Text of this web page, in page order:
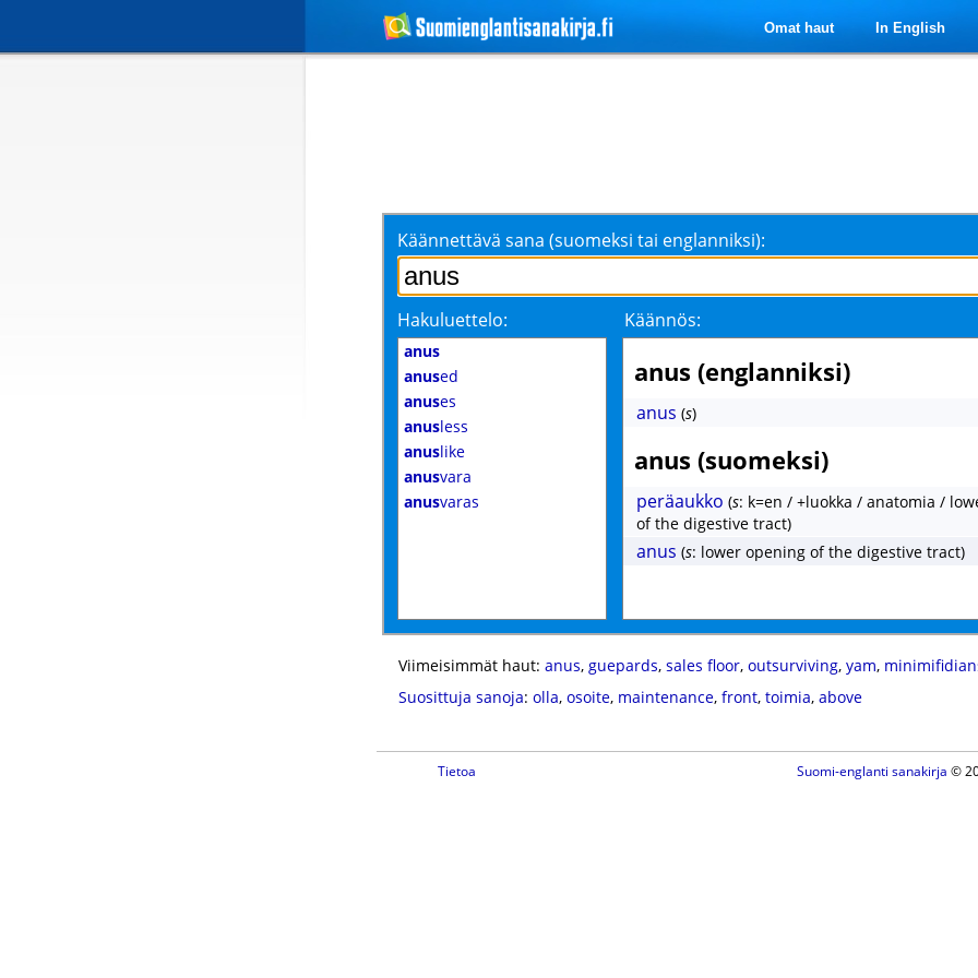
Omat haut In English
Käännettävä sana (suomeksi tai englanniksi):
Hakuluettelo: Käännös:
anus
anused
anuses
anusless
anuslike
anusvara
anusvaras
anus (englanniksi)
anus (s)
anus (suomeksi)
peräaukko (s: k=en / +luokka / anatomia /
of the digestive tract)
anus (s: lower opening of the digestive tract)
Viimeisimmät haut: anus, guepards, sales floor, outsurviving, yam,
Suosittuja sanoja: olla, osoite, maintenance, front, toimia, above
Tietoa Suomi-englanti sanakirja ©